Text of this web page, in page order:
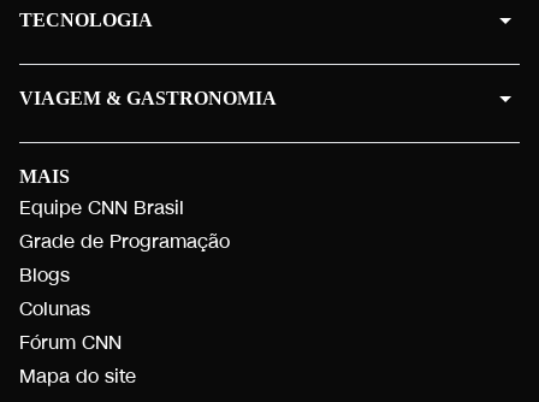
MAIS
Equipe CNN Brasil
Grade de Programação
Blogs
Colunas
Fórum CNN
Mapa do site
TECNOLOGIA
VIAGEM & GASTRONOMIA